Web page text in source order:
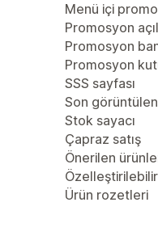
Menü içi
Promosyon
Promosyon
Promosyon
SSS sayfası
Son
Stok sayacı
Çapraz satış
Önerilen
Ürün rozetleri